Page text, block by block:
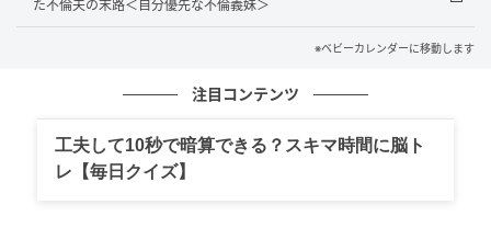
ベビーカレンダーは妊娠・出産・育児の情報サイト
索、おでかけ情報、離乳食レシピまで。月間利用者1
た不倫夫の末路＜自分優先な不倫義妹＞
※ベビーカレンダーに移動します
注目コンテンツ
工夫して10秒で暗算できる？スキマ時間に脳ト
レ【毎日クイズ】